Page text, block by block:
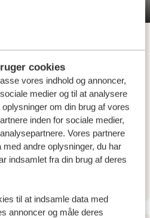
cookies
vores indhold og annoncer,
medier og til at analysere
om din brug af vores
inden for sociale medier,
Vores partnere
andre oplysninger, du har
indsamlet fra din brug af deres
til at indsamle data med
annoncer og måle deres
Kenya – velkommen til
dig direkte til dit hotel, hvor
de første indtryk af det
dag begynder dit eventyr
rejseplan!
Hotel
Hotel